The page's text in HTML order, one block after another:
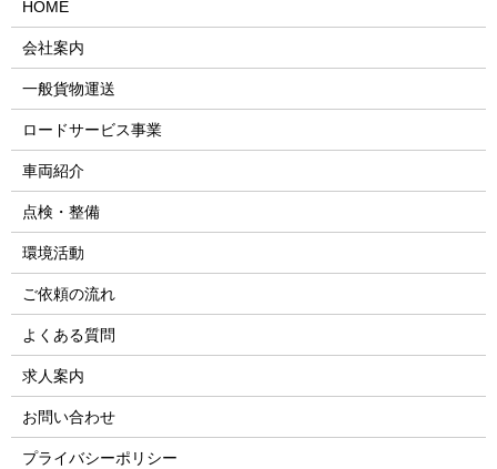
HOME
会社案内
一般貨物運送
ロードサービス事業
車両紹介
点検・整備
環境活動
ご依頼の流れ
よくある質問
求人案内
お問い合わせ
プライバシーポリシー